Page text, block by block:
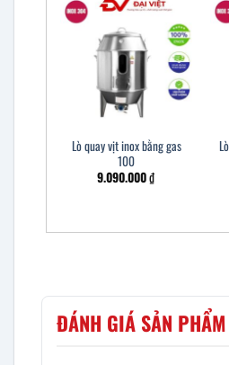
Lò quay vịt inox bằng gas
100
9.090.000₫
ĐÁNH GIÁ SẢN PHẨM